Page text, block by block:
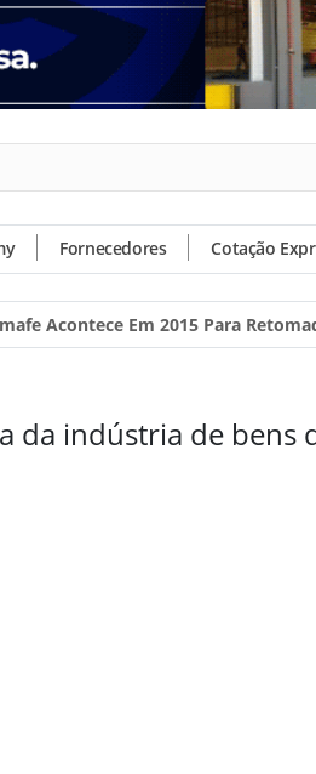
Fornecedores Cotação
Acontece Em 2015 Para
da indústria de bens